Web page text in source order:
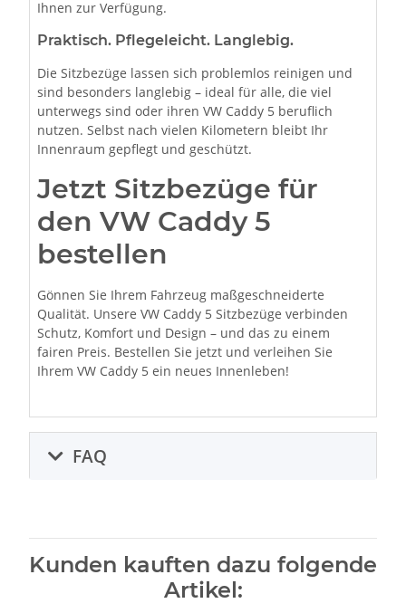
Ihnen zur Verfügung.
Praktisch. Pflegeleicht. Langlebig.
Die Sitzbezüge lassen sich problemlos reinigen und
sind besonders langlebig – ideal für alle, die viel
unterwegs sind oder ihren VW Caddy 5 beruflich
nutzen. Selbst nach vielen Kilometern bleibt Ihr
Innenraum gepflegt und geschützt.
Jetzt Sitzbezüge für
den VW Caddy 5
bestellen
Gönnen Sie Ihrem Fahrzeug maßgeschneiderte
Qualität. Unsere VW Caddy 5 Sitzbezüge verbinden
Schutz, Komfort und Design – und das zu einem
fairen Preis. Bestellen Sie jetzt und verleihen Sie
Ihrem VW Caddy 5 ein neues Innenleben!
FAQ
Kunden kauften dazu folgende
Artikel: